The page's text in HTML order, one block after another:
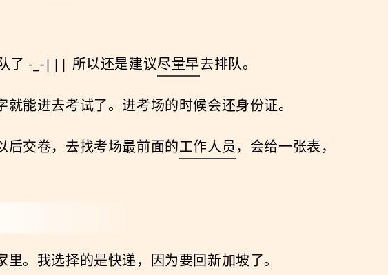
了 -_-||| 所以还是建议尽量早去排队。
能进去考试了。进考场的时候会还身份证。
后交卷，去找考场最前面的工作人员，会给一张表，
里。我选择的是快递，因为要回新加坡了。